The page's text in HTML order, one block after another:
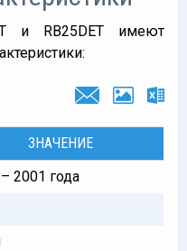
и RB25DET имеют
ЗНАЧЕНИЕ
2001 года